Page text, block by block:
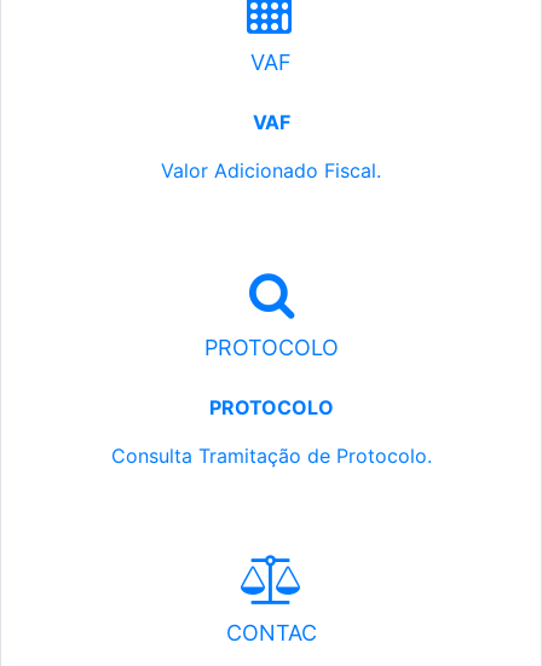
VAF
VAF
Valor Adicionado Fiscal.
PROTOCOLO
PROTOCOLO
Consulta Tramitação de Protocolo.
CONTAC